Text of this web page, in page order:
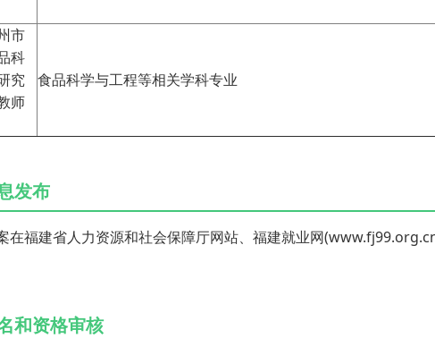
市
科
究
师
食品科学与工程等相关学科专业
发布
在福建省人力资源和社会保障厅网站、福建就业网
和资格审核